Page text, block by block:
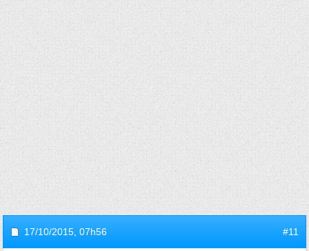
17/10/2015, 07h56 #11